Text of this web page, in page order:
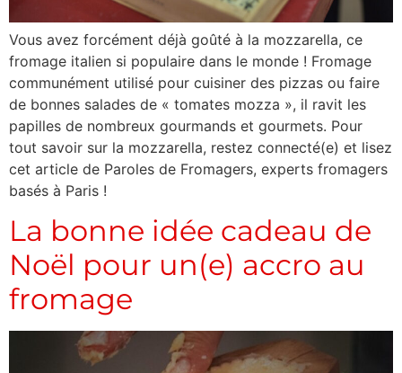
Vous avez forcément déjà goûté à la mozzarella, ce
fromage italien si populaire dans le monde ! Fromage
communément utilisé pour cuisiner des pizzas ou faire
de bonnes salades de « tomates mozza », il ravit les
papilles de nombreux gourmands et gourmets. Pour
tout savoir sur la mozzarella, restez connecté(e) et lisez
cet article de Paroles de Fromagers, experts fromagers
basés à Paris !
La bonne idée cadeau de
Noël pour un(e) accro au
fromage